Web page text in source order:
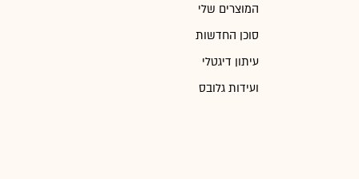
המוצרים שלי
סוכן החדשות
עיתון דיגטלי
ועידות גלובס